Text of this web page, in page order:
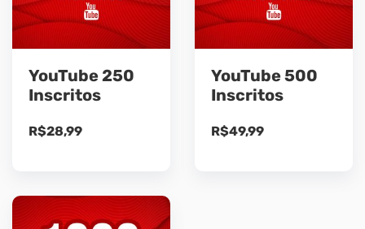
YouTube 250
Inscritos
R$28,99
YouTube 500
Inscritos
R$49,99